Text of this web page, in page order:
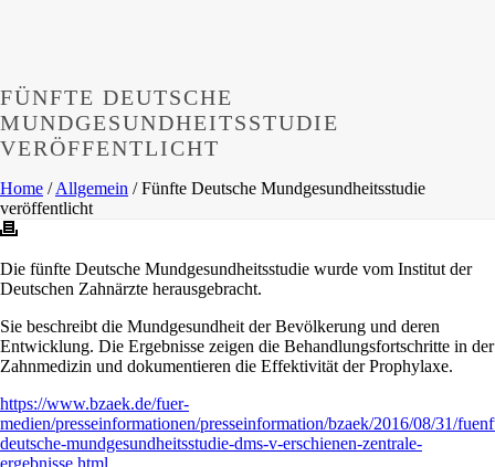
FÜNFTE DEUTSCHE
MUNDGESUNDHEITSSTUDIE
VERÖFFENTLICHT
Home /Allgemein / Fünfte Deutsche Mundgesundheitsstudie
veröffentlicht
Die fünfte Deutsche Mundgesundheitsstudie wurde vom Institut der
Deutschen Zahnärzte herausgebracht.
Sie beschreibt die Mundgesundheit der Bevölkerung und deren
Entwicklung. Die Ergebnisse zeigen die Behandlungsfortschritte in der
Zahnmedizin und dokumentieren die Effektivität der Prophylaxe.
https://www.bzaek.de/fuer-
medien/presseinformationen/presseinformation/bzaek/2016/08/31/
deutsche-mundgesundheitsstudie-dms-v-erschienen-zentrale-